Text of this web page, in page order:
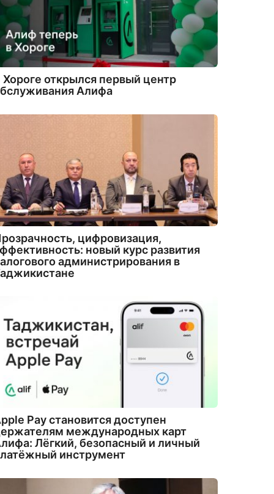
Хороге открылся первый центр
Алифа
цифровизация,
новый курс развития
администрирования в
Pay становится доступен
международных карт
Лёгкий, безопасный и личный
инструмент